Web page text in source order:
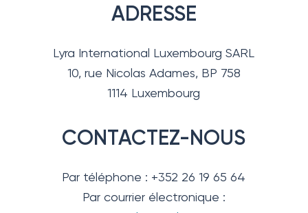
ADRESSE
Lyra International Luxembourg SARL
10, rue Nicolas Adames, BP 758
1114 Luxembourg
CONTACTEZ-NOUS
Par téléphone : +352 26 19 65 64
Par courrier électronique :